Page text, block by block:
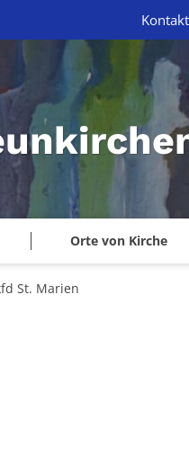
Orte von Kirche
Kontakt
St. Marien